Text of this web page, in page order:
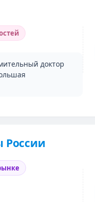
доктор
России